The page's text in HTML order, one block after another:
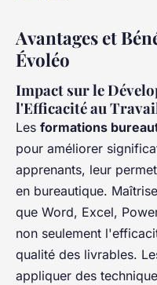
Avantages et
Évoléo
Impact sur le
l'Efficacité au
Les formations
pour améliorer
apprenants, leur
en bureautique.
que Word, Excel,
non seulement
qualité des livrables.
appliquer des